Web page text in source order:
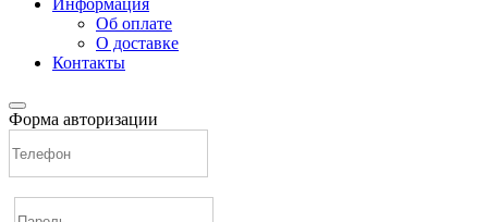
Информация
Об оплате
О доставке
Контакты
Форма авторизации